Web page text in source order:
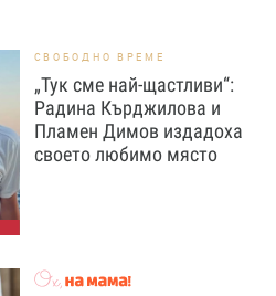
СВОБОДНО ВРЕМЕ
„Тук сме най-щастливи“:
Радина Кърджилова и
Пламен Димов издадоха
своето любимо място